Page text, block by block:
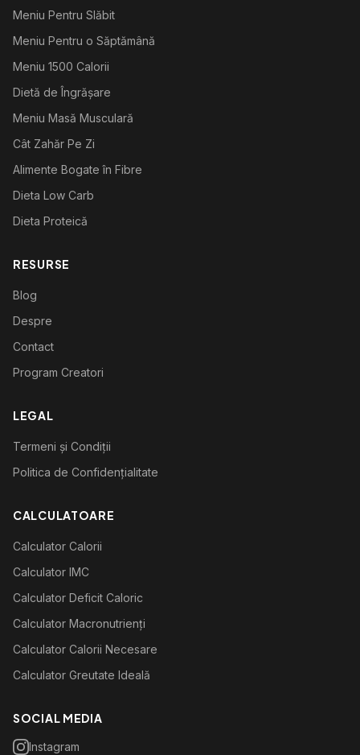
Meniu Pentru Slăbit
Meniu Pentru o Săptămână
Meniu 1500 Calorii
Dietă de Îngrășare
Meniu Masă Musculară
Cât Zahăr Pe Zi
Alimente Bogate în Fibre
Dieta Low Carb
Dieta Proteică
RESURSE
Blog
Despre
Contact
Program Creatori
LEGAL
Termeni și Condiții
Politica de Confidențialitate
CALCULATOARE
Calculator Calorii
Calculator IMC
Calculator Deficit Caloric
Calculator Macronutrienți
Calculator Calorii Necesare
Calculator Greutate Ideală
SOCIAL MEDIA
Instagram